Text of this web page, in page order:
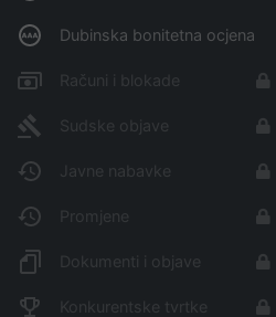
Dubinska bonitetna ocjena
Računi i blokade
Sudske objave
Javne nabavke
Promjene
Dokumenti i objave
Konkurentske tvrtke